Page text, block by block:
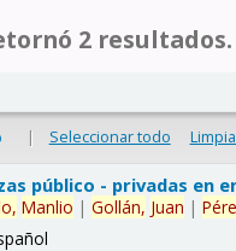
2 resultados.
| Seleccionar todo
público - privadas en
Manlio |Gollán, Juan |